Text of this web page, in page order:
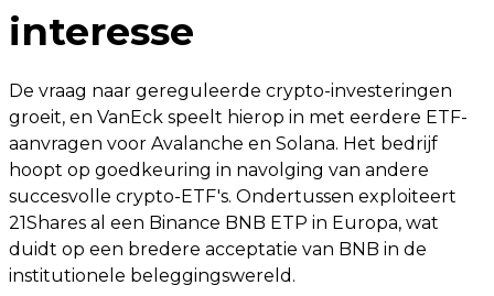
interesse
De vraag naar gereguleerde crypto-investeringen
groeit, en VanEck speelt hierop in met eerdere ETF-
aanvragen voor Avalanche en Solana. Het bedrijf
hoopt op goedkeuring in navolging van andere
succesvolle crypto-ETF's. Ondertussen exploiteert
21Shares al een Binance BNB ETP in Europa, wat
duidt op een bredere acceptatie van BNB in de
institutionele beleggingswereld.